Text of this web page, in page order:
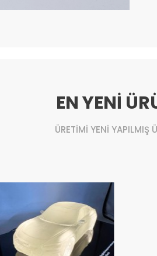
EN YENİ
ÜRETİMİ YENİ YAPILMIŞ